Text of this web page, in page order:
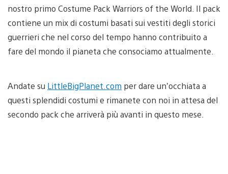
nostro primo Costume Pack Warriors of the World. Il pack
contiene un mix di costumi basati sui vestiti degli storici
guerrieri che nel corso del tempo hanno contribuito a
fare del mondo il pianeta che consociamo attualmente.
Andate su LittleBigPlanet.com per dare un’occhiata a
questi splendidi costumi e rimanete con noi in attesa del
secondo pack che arriverà più avanti in questo mese.